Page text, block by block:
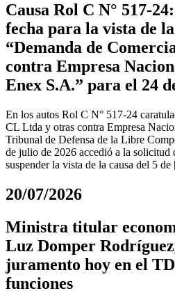
Causa Rol C N° 517-
fecha para la vista de
“Demanda de
contra Empresa
Enex S.A.” para el 24
En los autos Rol C N° 517-24
CL Ltda y otras contra Empresa
Tribunal de Defensa de la Libre
de julio de 2026 accedió a la solicitud
suspender la vista de la causa del 5
20/07/2026
Ministra titular
Luz Domper
juramento hoy en el
funciones